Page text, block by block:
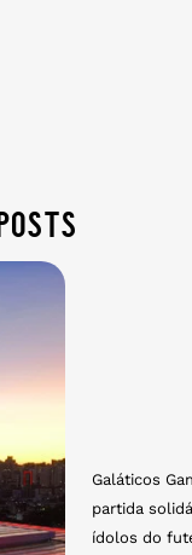
Galáticos
partida
ídolos do